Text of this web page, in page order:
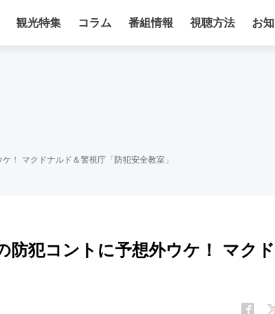
観光特集 コラム 番組情報 視聴方法 お
！ マクドナルド＆警視庁「防犯安全教室」
防犯コントに予想外ウケ！ マクド